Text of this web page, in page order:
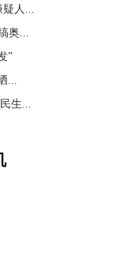
疑人...
奥...
”
...
生...